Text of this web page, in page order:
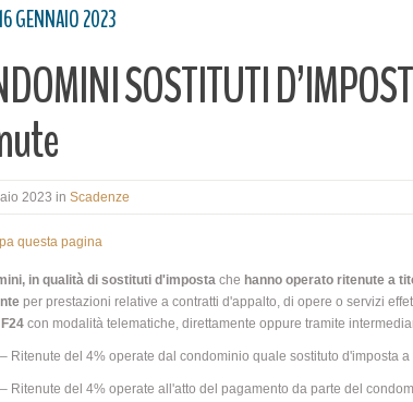
SOSTITUTI
2023 in Scadenze
questa pagina
in qualità di sostituti d'imposta che hanno operato ritenute a
per prestazioni relative a contratti d'appalto, di opere o servizi
con modalità telematiche, direttamente oppure tramite
Ritenute del 4% operate dal condominio quale sostituto d'imposta
Ritenute del 4% operate all'atto del pagamento da parte del
GENNAIO 2023